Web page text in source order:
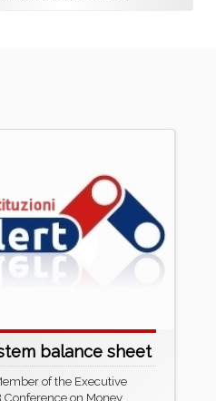
balance sheet
of the Executive
Conference on Money